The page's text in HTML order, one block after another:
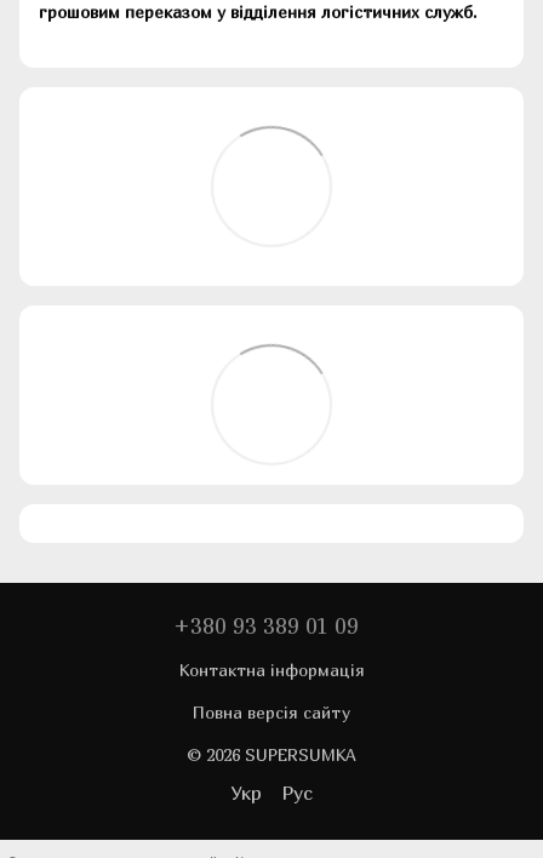
грошовим переказом у відділення логістичних служб.
+380 93 389 01 09
Контактна інформація
Повна версія сайту
© 2026 SUPERSUMKA
Укр Рус